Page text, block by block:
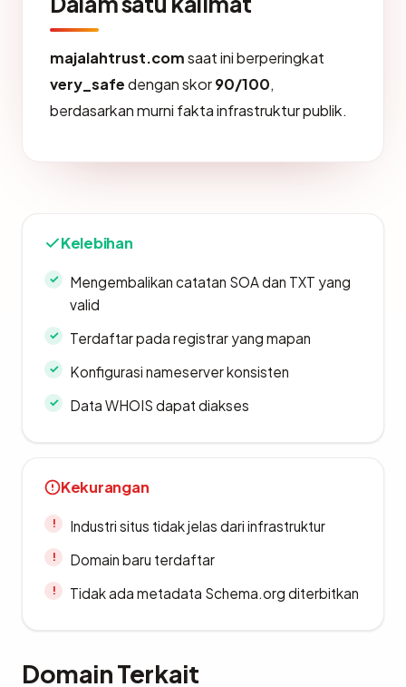
majalahtrust.comsaat ini berperingkat
very_safedengan skor90/100,
berdasarkan murni fakta infrastruktur publik.
Kelebihan
Mengembalikan catatan SOA dan TXT yang
valid
Terdaftar pada registrar yang mapan
Konfigurasi nameserver konsisten
Data WHOIS dapat diakses
Kekurangan
Industri situs tidak jelas dari infrastruktur
Domain baru terdaftar
Tidak ada metadata Schema.org diterbitkan
Domain Terkait